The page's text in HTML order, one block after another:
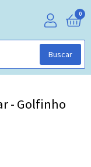
Buscar
0
- Golfinho